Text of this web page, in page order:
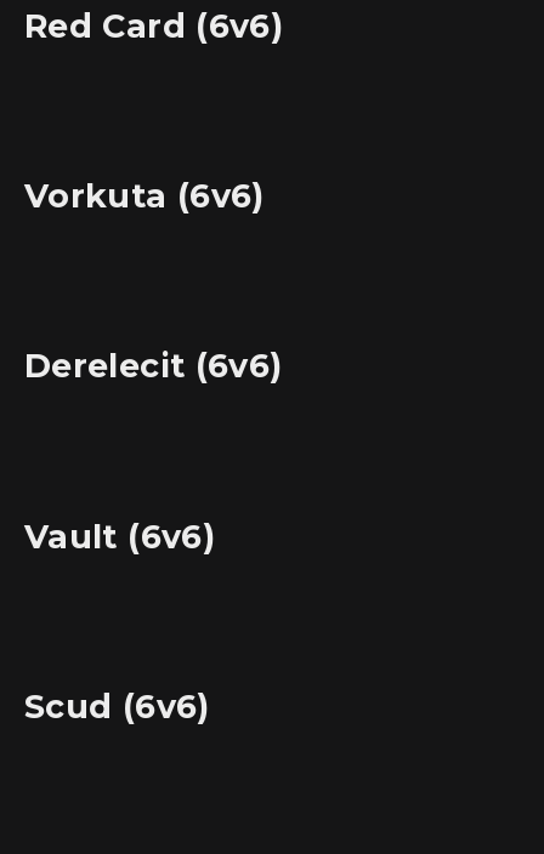
Red Card (6v6)
Vorkuta (6v6)
Derelecit (6v6)
Vault (6v6)
Scud (6v6)